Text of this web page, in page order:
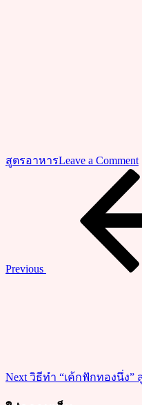
สูตรอาหารLeave a Comment
Previous
Next วิธีทำ “เค้กฟักทองนึ่ง”